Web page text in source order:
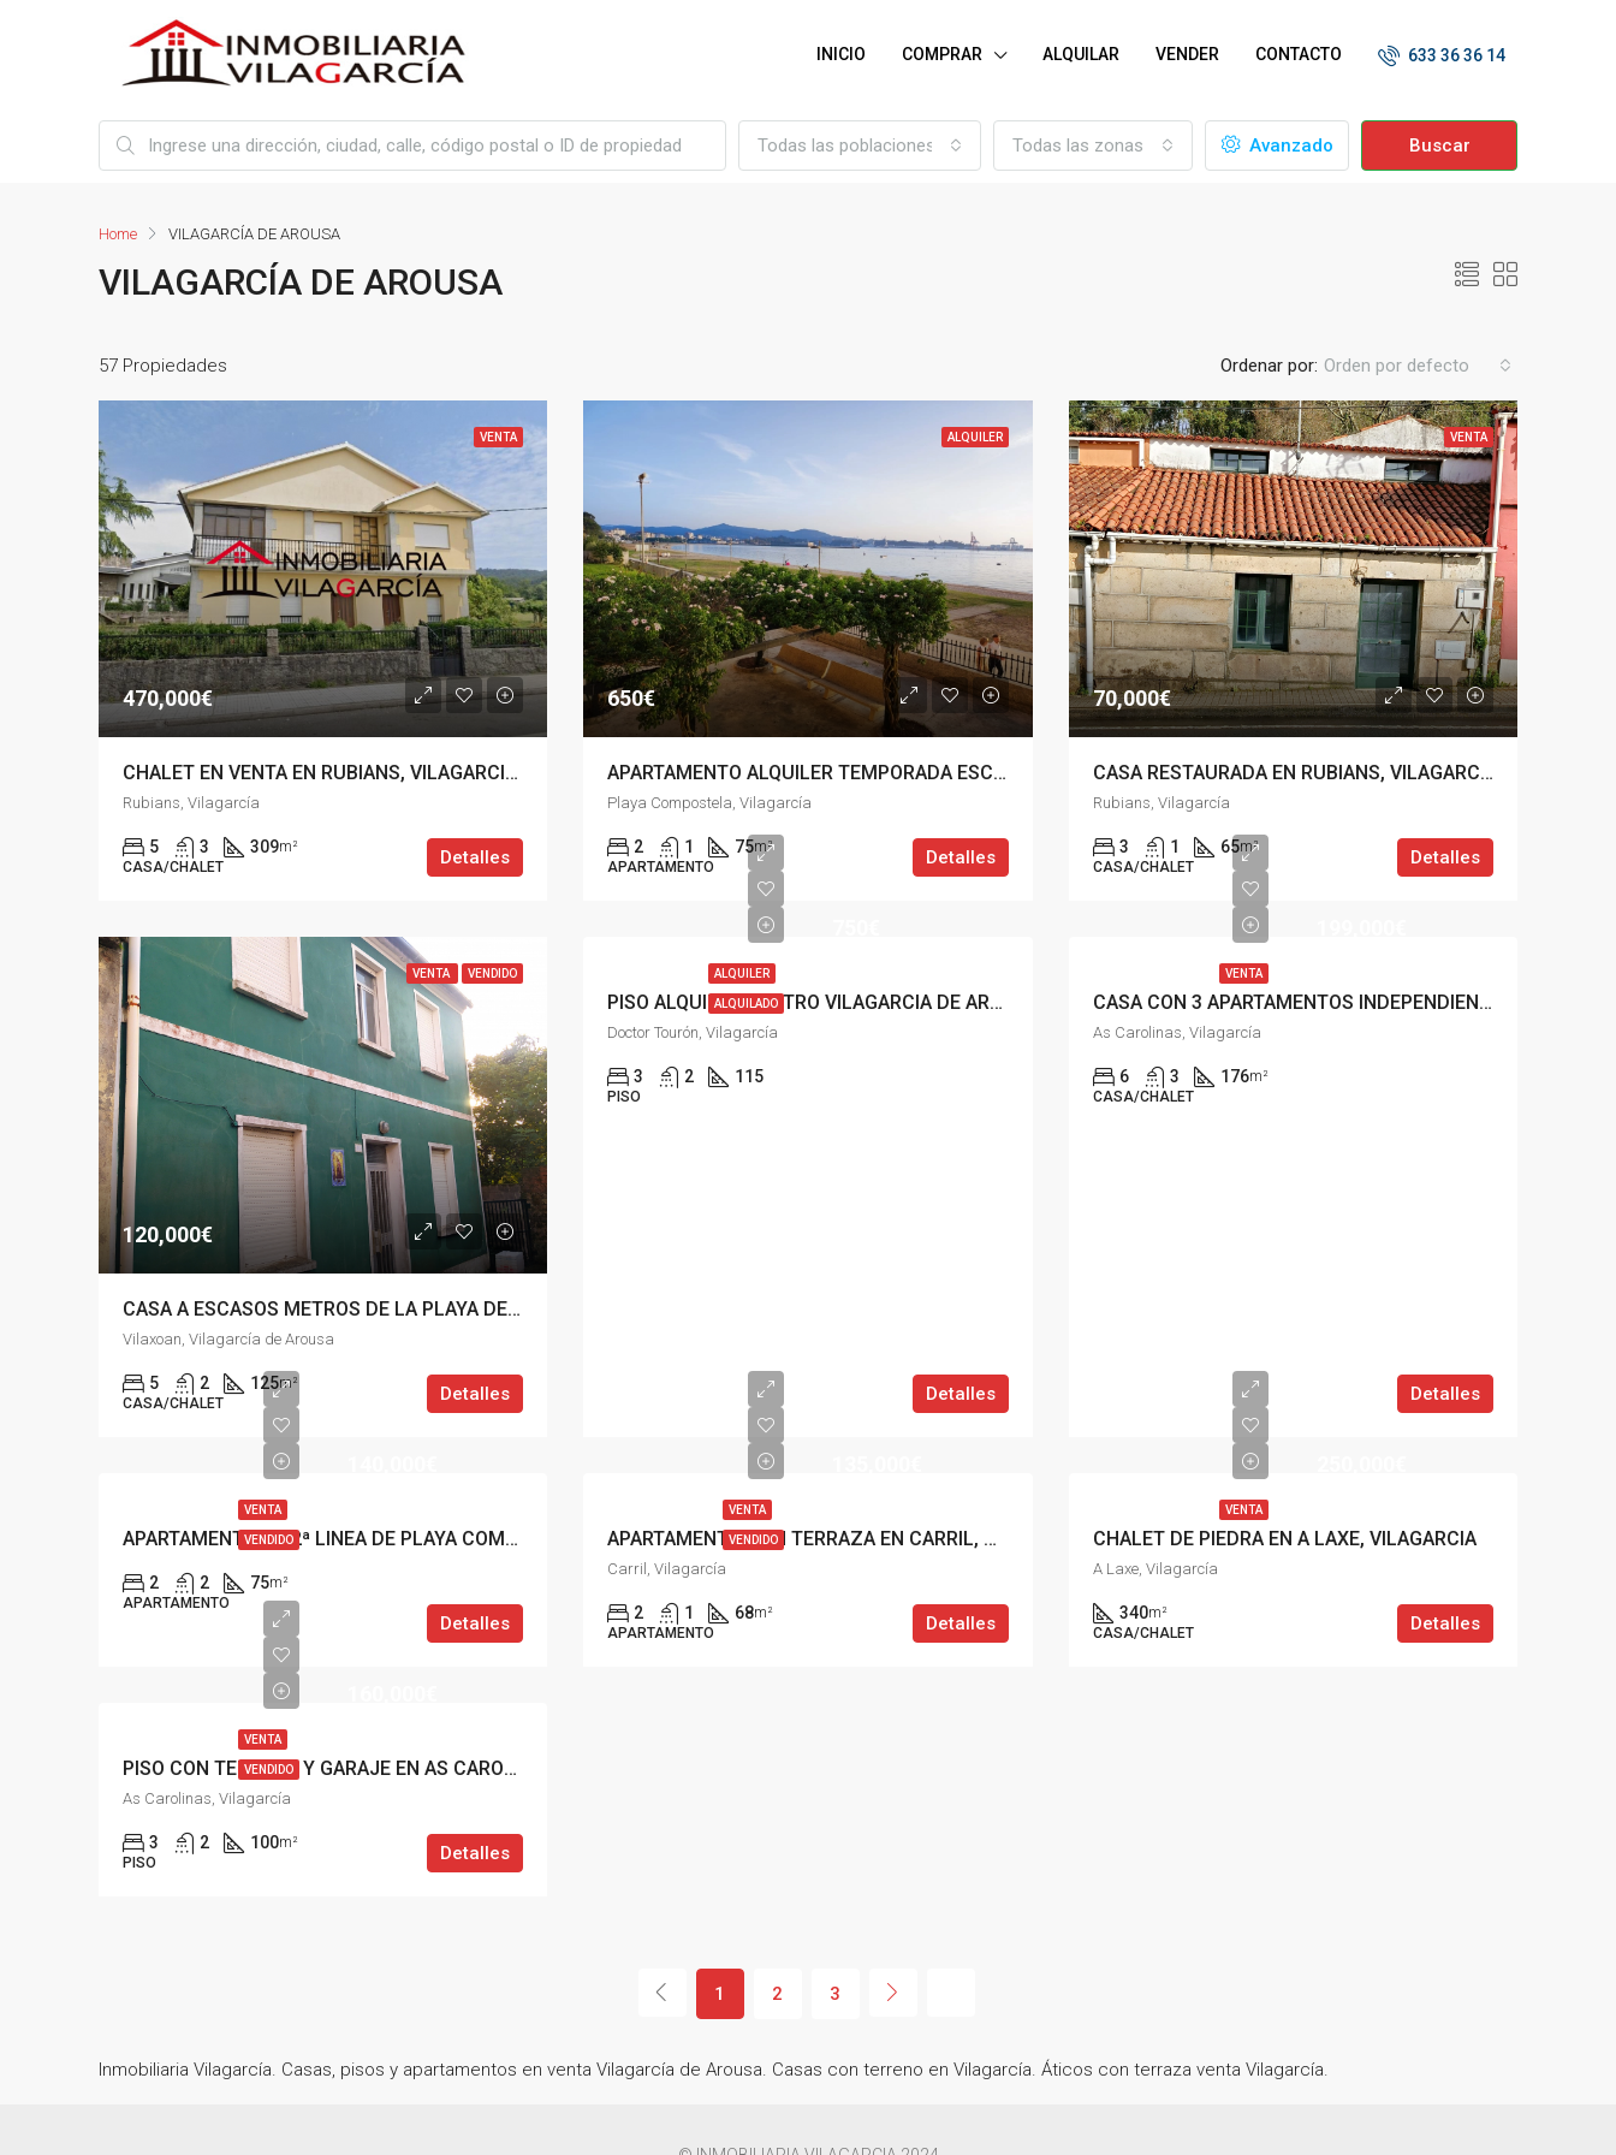
INICIO COMPRAR ALQUILAR VENDER CONTACTO 633 36 36 14
Todas las poblaciones Todas las zonas Avanzado Buscar
Home VILAGARCÍA DE AROUSA
VILAGARCÍA DE AROUSA
57 Propiedades Ordenar por: Orden por defecto
VENTA
470,000€
CHALET EN VENTA EN RUBIANS, VILAGARCIA DE AROUSA
Rubians, Vilagarcía
5 3 309m²
CASA/CHALET
Detalles
ALQUILER
650€
APARTAMENTO ALQUILER TEMPORADA ESCOLAR, PLAYA COMPOSTELA VILAGARCÍA
Playa Compostela, Vilagarcía
2 1 75m²
APARTAMENTO
Detalles
VENTA
70,000€
CASA RESTAURADA EN RUBIANS, VILAGARCIA
Rubians, Vilagarcía
3 1 65m²
CASA/CHALET
Detalles
VENTA VENDIDO
120,000€
CASA A ESCASOS METROS DE LA PLAYA DE VILAXOAN, VILAGARCÍA
Vilaxoan, Vilagarcía de Arousa
5 2 125m²
CASA/CHALET
Detalles
ALQUILER
ALQUILADO PISO ALQUILER CENTRO VILAGARCIA DE AROUSA
Doctor Tourón, Vilagarcía
3 2 115
PISO
Detalles
VENTA
CASA CON 3 APARTAMENTOS INDEPENDIENTES EN VILAGARCIA
As Carolinas, Vilagarcía
6 3 176m²
CASA/CHALET
Detalles
VENTA
VENDIDO APARTAMENTO EN 2ª LINEA DE PLAYA COMPOSTELA, VILAGARCIA
2 2 75m²
APARTAMENTO
Detalles
VENTA
VENDIDO APARTAMENTO CON TERRAZA EN CARRIL, VILAGARCIA
Carril, Vilagarcía
2 1 68m²
APARTAMENTO
Detalles
VENTA
CHALET DE PIEDRA EN A LAXE, VILAGARCIA
A Laxe, Vilagarcía
340m²
CASA/CHALET
Detalles
VENTA
VENDIDO PISO CON TERRAZA Y GARAJE EN AS CAROLINAS, VILAGARCÍA
As Carolinas, Vilagarcía
3 2 100m²
PISO
Detalles
1 2 3
Inmobiliaria Vilagarcía. Casas, pisos y apartamentos en venta Vilagarcía de Arousa. Casas con terreno en Vilagarcía. Áticos con terraza venta Vilagarcía.